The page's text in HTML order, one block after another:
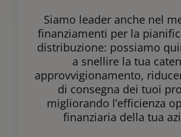
Siamo leader anche nel
finanziamenti per la
distribuzione: possiamo
a snellire la tua
approvvigionamento,
di consegna dei tuoi
migliorando l’efficienza
finanziaria della tua